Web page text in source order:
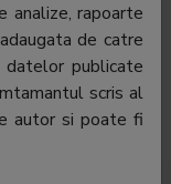
analize, rapoarte
de catre
publicate
scris al
autor si poate fi